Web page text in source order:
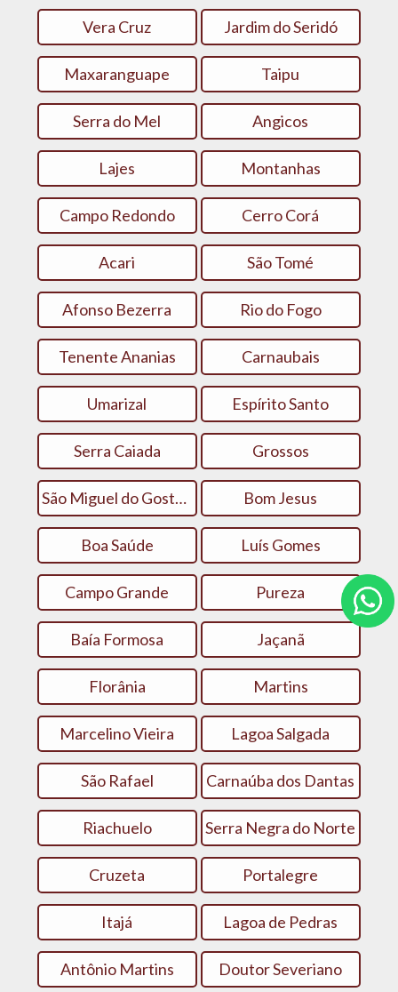
Vera Cruz Jardim do Seridó
Maxaranguape Taipu
Serra do Mel Angicos
Lajes Montanhas
Campo Redondo Cerro Corá
Acari São Tomé
Afonso Bezerra Rio do Fogo
Tenente Ananias Carnaubais
Umarizal Espírito Santo
Serra Caiada Grossos
São Miguel do Gostoso Bom Jesus
Boa Saúde Luís Gomes
Campo Grande Pureza
Baía Formosa Jaçanã
Florânia Martins
Marcelino Vieira Lagoa Salgada
São Rafael Carnaúba dos Dantas
Riachuelo Serra Negra do Norte
Cruzeta Portalegre
Itajá Lagoa de Pedras
Antônio Martins Doutor Severiano